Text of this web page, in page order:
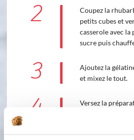
2
Coupez la
petits cubes et
casserole avec la
sucre puis
3
Ajoutez la
et mixez le tout.
4
Versez la
passion surgelé
heures.